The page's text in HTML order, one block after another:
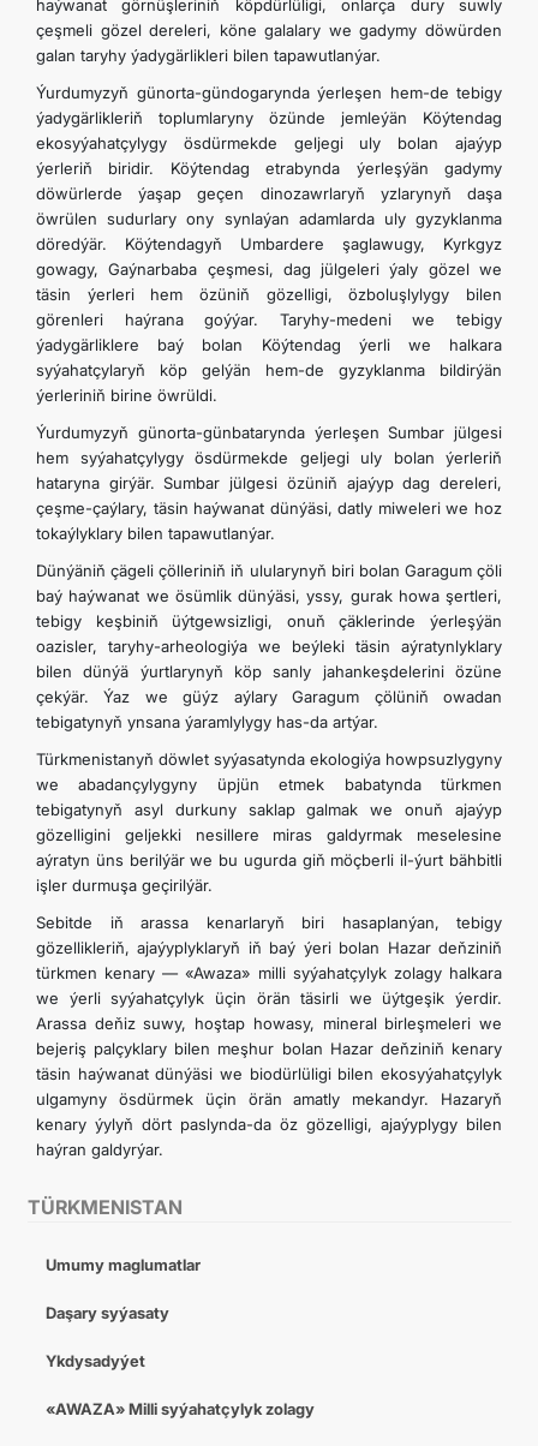
TÜRKMENISTAN
Umumy maglumatlar
Daşary syýasaty
Ykdysadyýet
«AWAZA» Milli syýahatçylyk zolagy
haýwanat görnüşleriniň köpdürlüligi, onlarça dury suwly
çeşmeli gözel dereleri, köne galalary we gadymy döwürden
galan taryhy ýadygärlikleri bilen tapawutlanýar.
Ýurdumyzyň günorta-gündogarynda ýerleşen hem-de tebigy
ýadygärlikleriň toplumlaryny özünde jemleýän Köýtendag
ekosyýahatçylygy ösdürmekde geljegi uly bolan ajaýyp
ýerleriň biridir. Köýtendag etrabynda ýerleşýän gadymy
döwürlerde ýaşap geçen dinozawrlaryň yzlarynyň daşa
öwrülen sudurlary ony synlaýan adamlarda uly gyzyklanma
döredýär. Köýtendagyň Umbardere şaglawugy, Kyrkgyz
gowagy, Gaýnarbaba çeşmesi, dag jülgeleri ýaly gözel we
täsin ýerleri hem özüniň gözelligi, özboluşlylygy bilen
görenleri haýrana goýýar. Taryhy-medeni we tebigy
ýadygärliklere baý bolan Köýtendag ýerli we halkara
syýahatçylaryň köp gelýän hem-de gyzyklanma bildirýän
ýerleriniň birine öwrüldi.
Ýurdumyzyň günorta-günbatarynda ýerleşen Sumbar jülgesi
hem syýahatçylygy ösdürmekde geljegi uly bolan ýerleriň
hataryna girýär. Sumbar jülgesi özüniň ajaýyp dag dereleri,
çeşme-çaýlary, täsin haýwanat dünýäsi, datly miweleri we hoz
tokaýlyklary bilen tapawutlanýar.
Dünýäniň çägeli çölleriniň iň ulularynyň biri bolan Garagum çöli
baý haýwanat we ösümlik dünýäsi, yssy, gurak howa şertleri,
tebigy keşbiniň üýtgewsizligi, onuň çäklerinde ýerleşýän
oazisler, taryhy-arheologiýa we beýleki täsin aýratynlyklary
bilen dünýä ýurtlarynyň köp sanly jahankeşdelerini özüne
çekýär. Ýaz we güýz aýlary Garagum çölüniň owadan
tebigatynyň ynsana ýaramlylygy has-da artýar.
Türkmenistanyň döwlet syýasatynda ekologiýa howpsuzlygyny
we abadançylygyny üpjün etmek babatynda türkmen
tebigatynyň asyl durkuny saklap galmak we onuň ajaýyp
gözelligini geljekki nesillere miras galdyrmak meselesine
aýratyn üns berilýär we bu ugurda giň möçberli il-ýurt bähbitli
işler durmuşa geçirilýär.
Sebitde iň arassa kenarlaryň biri hasaplanýan, tebigy
gözellikleriň, ajaýyplyklaryň iň baý ýeri bolan Hazar deňziniň
türkmen kenary — «Awaza» milli syýahatçylyk zolagy halkara
we ýerli syýahatçylyk üçin örän täsirli we üýtgeşik ýerdir.
Arassa deňiz suwy, hoştap howasy, mineral birleşmeleri we
bejeriş palçyklary bilen meşhur bolan Hazar deňziniň kenary
täsin haýwanat dünýäsi we biodürlüligi bilen ekosyýahatçylyk
ulgamyny ösdürmek üçin örän amatly mekandyr. Hazaryň
kenary ýylyň dört paslynda-da öz gözelligi, ajaýyplygy bilen
haýran galdyrýar.